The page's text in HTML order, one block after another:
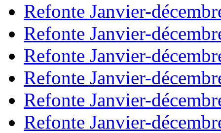
Refonte Janvier-
Refonte Janvier-
Refonte Janvier-
Refonte Janvier-
Refonte Janvier-
Refonte Janvier-